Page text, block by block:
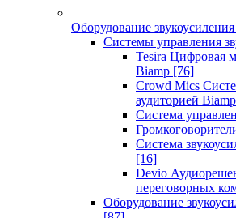
Оборудование звукоусиления
Системы управления
Tesira Цифровая
Biamp [76]
Crowd Mics
аудиторией Biamp
Система
Система
[16]
Devio
переговорных
Оборудование